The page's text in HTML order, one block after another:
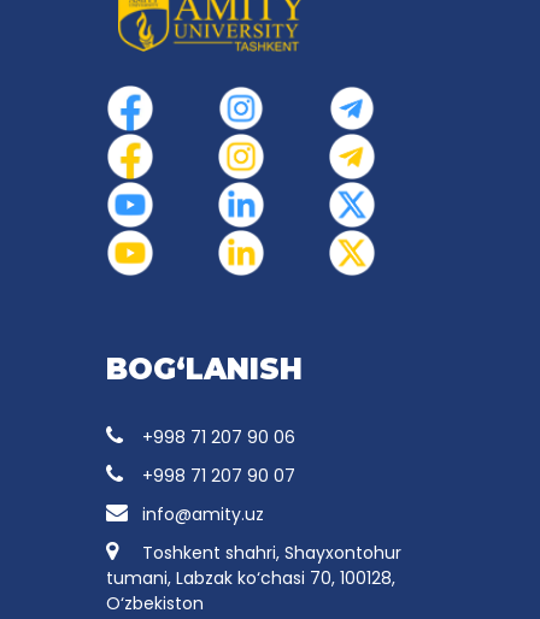
BOG‘LANISH
+998 71 207 90 06
+998 71 207 90 07
info@amity.uz
Toshkent shahri, Shayxontohur
tumani, Labzak ko‘chasi 70, 100128,
O‘zbekiston